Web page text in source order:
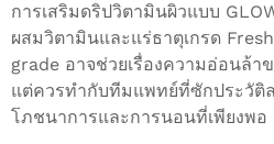
การเสริมดริปวิตามินผิวแบบ
ผสมวิตามินและแร่ธาตุเกรด
grade อาจช่วยเรื่องความอ่อนล้า
แต่ควรทำกับทีมแพทย์ที่ซักประวัติ
โภชนาการและการนอนที่เพียงพอ